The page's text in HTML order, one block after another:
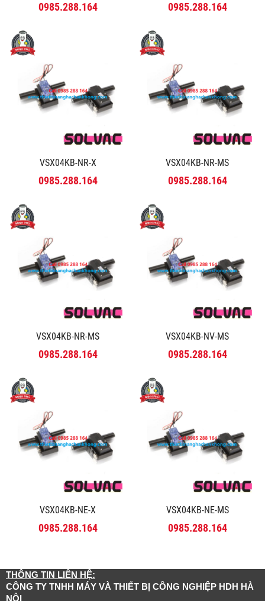
0985.288.164 0985.288.164
VSX04KB-NR-X
0985.288.164
VSX04KB-NR-MS
0985.288.164
VSX04KB-NR-MS
0985.288.164
VSX04KB-NV-MS
0985.288.164
VSX04KB-NE-X
0985.288.164
VSX04KB-NE-MS
0985.288.164
THÔNG TIN LIÊN HỆ:
CÔNG TY TNHH MÁY VÀ THIẾT BỊ CÔNG NGHIỆP HDH HÀ
NỘI